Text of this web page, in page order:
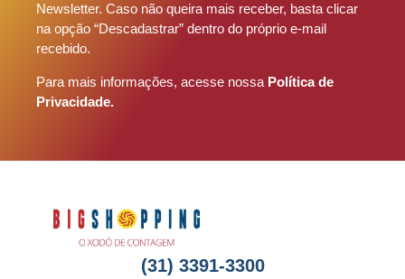
Newsletter. Caso não queira mais receber, basta clicar
na opção “Descadastrar” dentro do próprio e-mail
recebido.
Para mais informações, acesse nossa Política de
Privacidade.
(31) 3391-3300